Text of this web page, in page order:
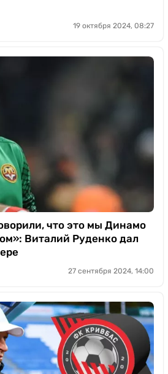
19 октября 2024, 08:27
что это мы Динамо
Виталий Руденко дал
27 сентября 2024, 14:00